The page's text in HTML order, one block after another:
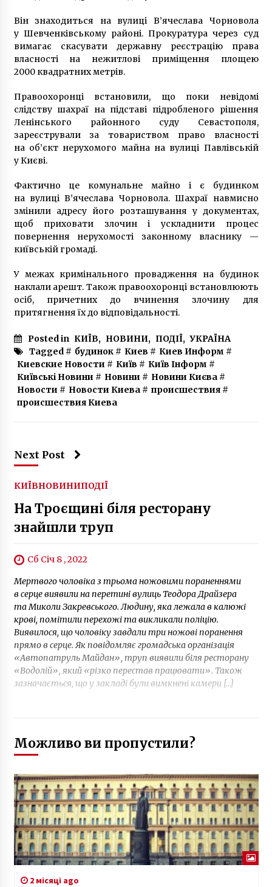
Він знаходиться на вулиці В’ячеслава Чорновола
у Шевченківському районі. Прокуратура через суд
вимагає скасувати державну реєстрацію права
власності на нежитлові приміщення площею
2000 квадратних метрів.
Правоохоронці встановили, що поки невідомі
слідству шахраї на підставі підробленого рішення
Ленінського районного суду Севастополя,
зареєстрували за товариством право власності
на об’єкт нерухомого майна на вулиці Павлівській
у Києві.
Фактично це комунальне майно і є будинком
на вулиці В’ячеслава Чорновола. Шахраї навмисно
змінили адресу його розташування у документах,
щоб приховати злочин і ускладнити процес
повернення нерухомості законному власнику —
київській громаді.
У межах кримінального провадження на будинок
наклали арешт. Також правоохоронці встановлюють
осіб, причетних до вчинення злочину для
притягнення їх до відповідальності.
Posted in КИЇВ, НОВИНИ, ПОДІЇ, УКРАЇНА
Tagged # будинок# Киев # Киев Информ #
Киевские Новости # Київ # Київ Інформ #
Київські Новини # Новини # Новини Києва#
Новости # Новости Киева# происшествия#
происшествия Киева
Next Post
КИЇВНОВИНИПОДІЇ
На Троєщині біля ресторану
знайшли труп
Сб Січ 8 , 2022
Мертвого чоловіка з трьома ножовими пораненнями
в серце виявили на перетині вулиць Теодора Драйзера
та Миколи Закревського. Людину, яка лежала в калюжі
крові, помітили перехожі та викликали поліцію.
Виявилося, що чоловіку завдали три ножові поранення
прямо в серце. Як повідомляє громадська організація
«Автопатруль Майдан», труп виявили біля ресторану
«Водолій», який «різко перестав працювати». Також
зазначається, що у закладі були вимкнені камери […]
Можливо ви пропустили?
2 місяці ago